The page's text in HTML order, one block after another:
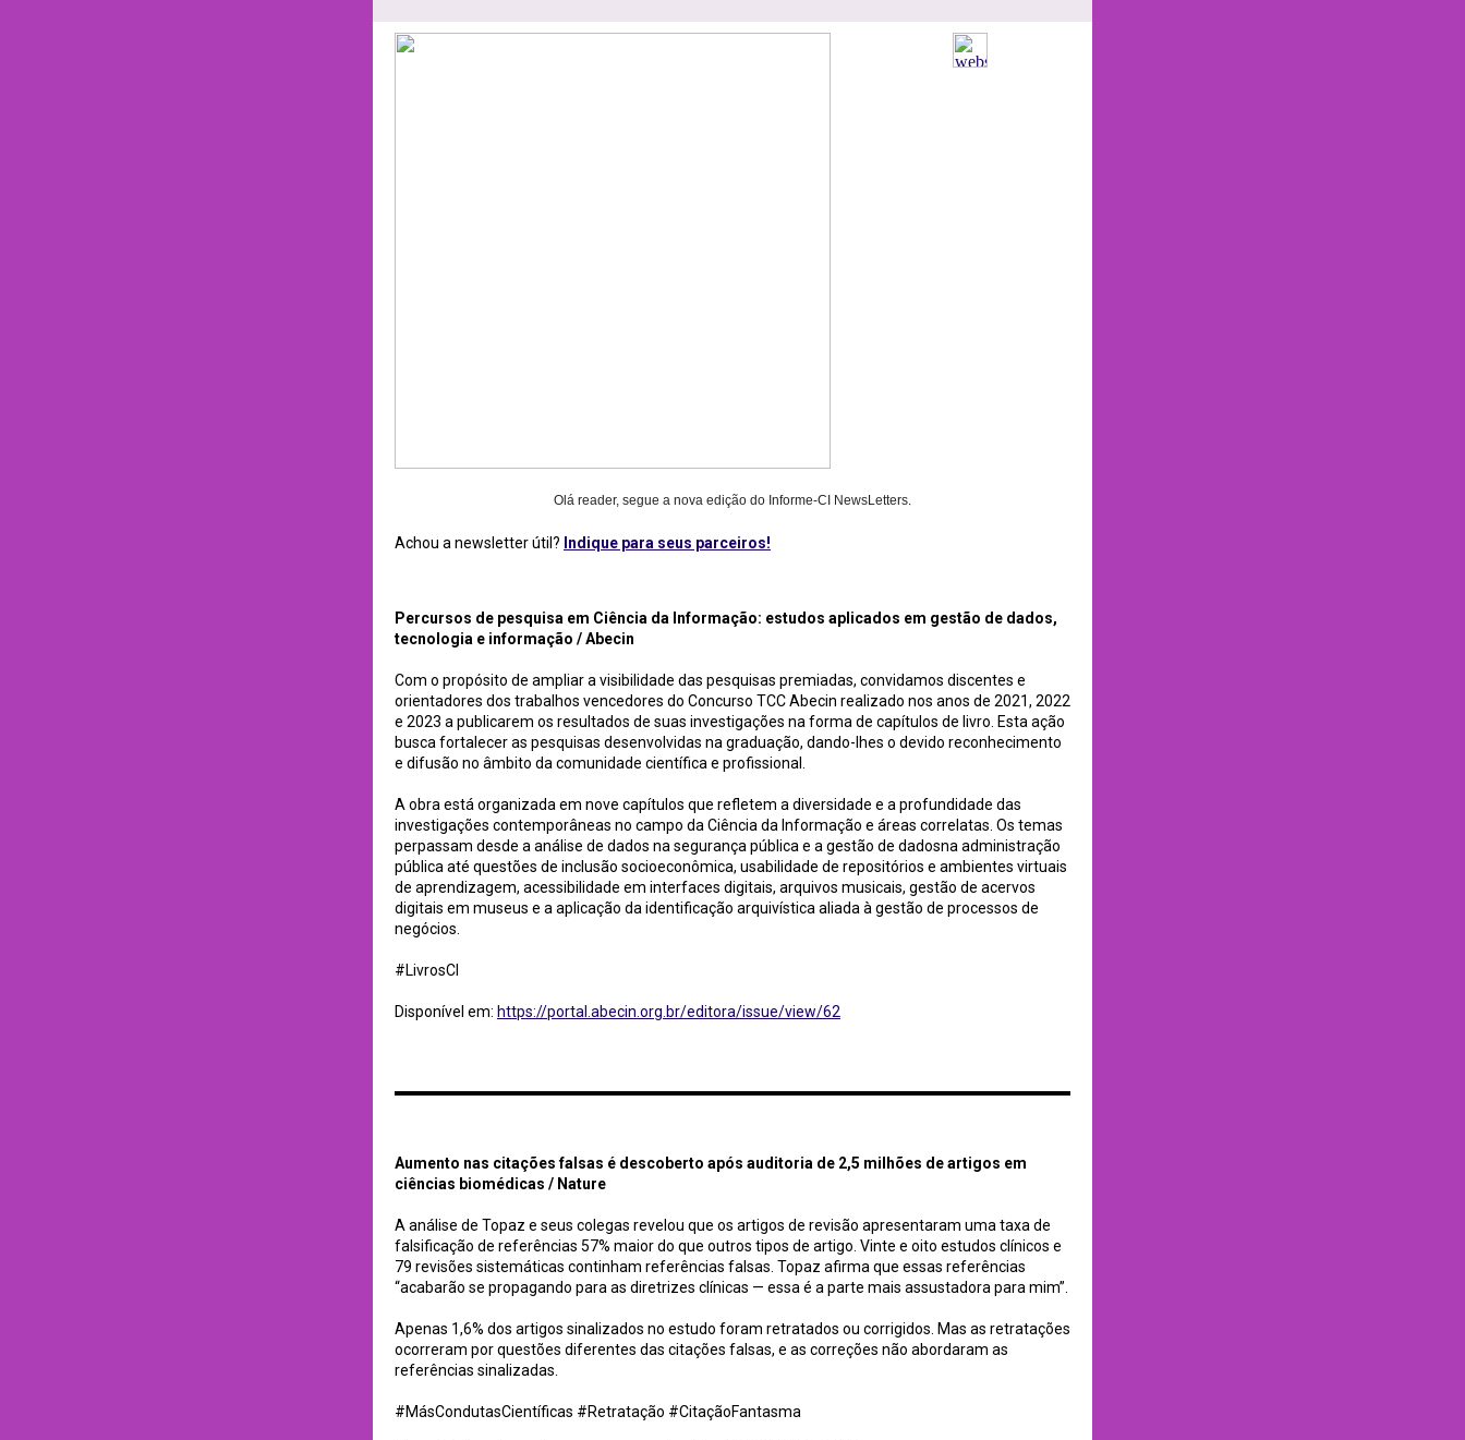
Olá reader, segue a nova edição do Informe-CI NewsLetters.
Achou a newsletter útil? Indique para seus parceiros!
Percursos de pesquisa em Ciência da Informação: estudos aplicados em gestão de dados,
tecnologia e informação / Abecin
Com o propósito de ampliar a visibilidade das pesquisas premiadas, convidamos discentes e
orientadores dos trabalhos vencedores do Concurso TCC Abecin realizado nos anos de 2021, 2022
e 2023 a publicarem os resultados de suas investigações na forma de capítulos de livro. Esta ação
busca fortalecer as pesquisas desenvolvidas na graduação, dando-lhes o devido reconhecimento
e difusão no âmbito da comunidade científica e profissional.
A obra está organizada em nove capítulos que refletem a diversidade e a profundidade das
investigações contemporâneas no campo da Ciência da Informação e áreas correlatas. Os temas
perpassam desde a análise de dados na segurança pública e a gestão de dadosna administração
pública até questões de inclusão socioeconômica, usabilidade de repositórios e ambientes virtuais
de aprendizagem, acessibilidade em interfaces digitais, arquivos musicais, gestão de acervos
digitais em museus e a aplicação da identificação arquivística aliada à gestão de processos de
negócios.
#LivrosCI
Disponível em: https://portal.abecin.org.br/editora/issue/view/62
Aumento nas citações falsas é descoberto após auditoria de 2,5 milhões de artigos em
ciências biomédicas / Nature
A análise de Topaz e seus colegas revelou que os artigos de revisão apresentaram uma taxa de
falsificação de referências 57% maior do que outros tipos de artigo. Vinte e oito estudos clínicos e
79 revisões sistemáticas continham referências falsas. Topaz afirma que essas referências
“acabarão se propagando para as diretrizes clínicas — essa é a parte mais assustadora para mim”.
Apenas 1,6% dos artigos sinalizados no estudo foram retratados ou corrigidos. Mas as retratações
ocorreram por questões diferentes das citações falsas, e as correções não abordaram as
referências sinalizadas.
#MásCondutasCientíficas #Retratação #CitaçãoFantasma